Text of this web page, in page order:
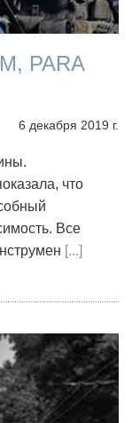
PARA
6 декабря 2019 г.
что
Все
[...]